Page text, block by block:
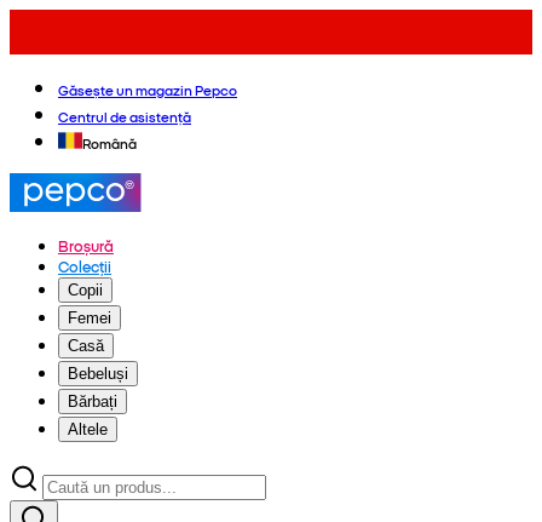
Găsește un magazin Pepco
Centrul de asistență
Română
Broșură
Colecții
Copii
Femei
Casă
Bebeluși
Bărbați
Altele